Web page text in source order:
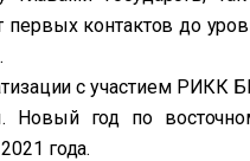
контактов до
с участием РИКК
Новый год по
года.